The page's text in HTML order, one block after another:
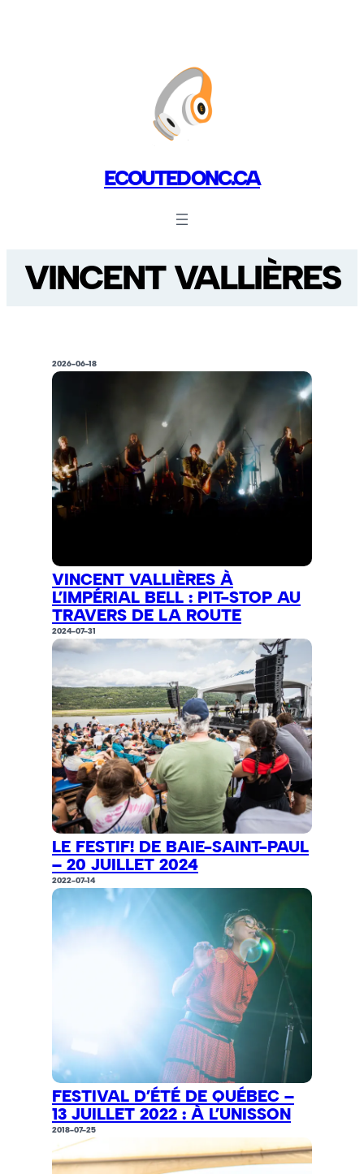
ECOUTEDONC.CA
VINCENT VALLIÈRES
2026-06-18
VINCENT VALLIÈRES À
L’IMPÉRIAL BELL : PIT-STOP AU
TRAVERS DE LA ROUTE
2024-07-31
LE FESTIF! DE BAIE-SAINT-PAUL
– 20 JUILLET 2024
2022-07-14
FESTIVAL D’ÉTÉ DE QUÉBEC –
13 JUILLET 2022 : À L’UNISSON
2018-07-25